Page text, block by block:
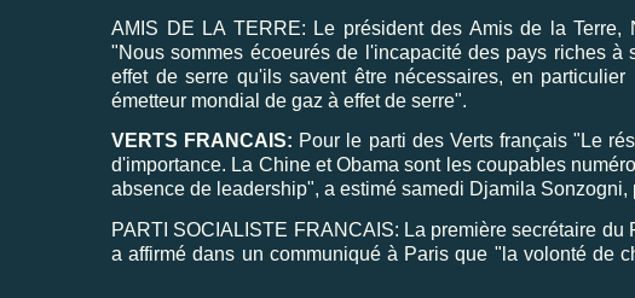
AMIS DE LA TERRE: Le président des Amis de la Terre,
"Nous sommes écoeurés de l'incapacité des pays riches
effet de serre qu'ils savent être nécessaires, en
émetteur mondial de gaz à effet de serre".
VERTS FRANCAIS: Pour le parti des Verts français "Le
d'importance. La Chine et Obama sont les coupables
absence de leadership", a estimé samedi Djamila
PARTI SOCIALISTE FRANCAIS: La première secrétaire
a affirmé dans un communiqué à Paris que "la volonté de